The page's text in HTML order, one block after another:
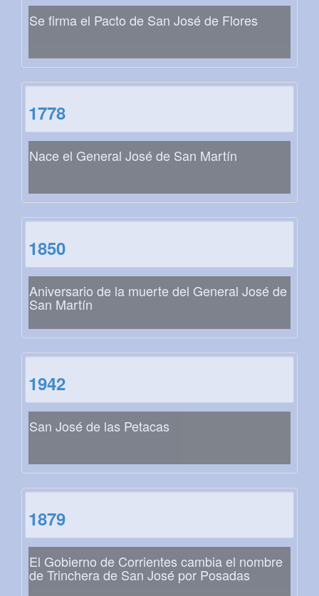
Se firma el Pacto de San José de Flores
1778
Nace el General José de San Martín
1850
Aniversario de la muerte del General José de
San Martín
1942
San José de las Petacas
1879
El Gobierno de Corrientes cambia el nombre
de Trinchera de San José por Posadas